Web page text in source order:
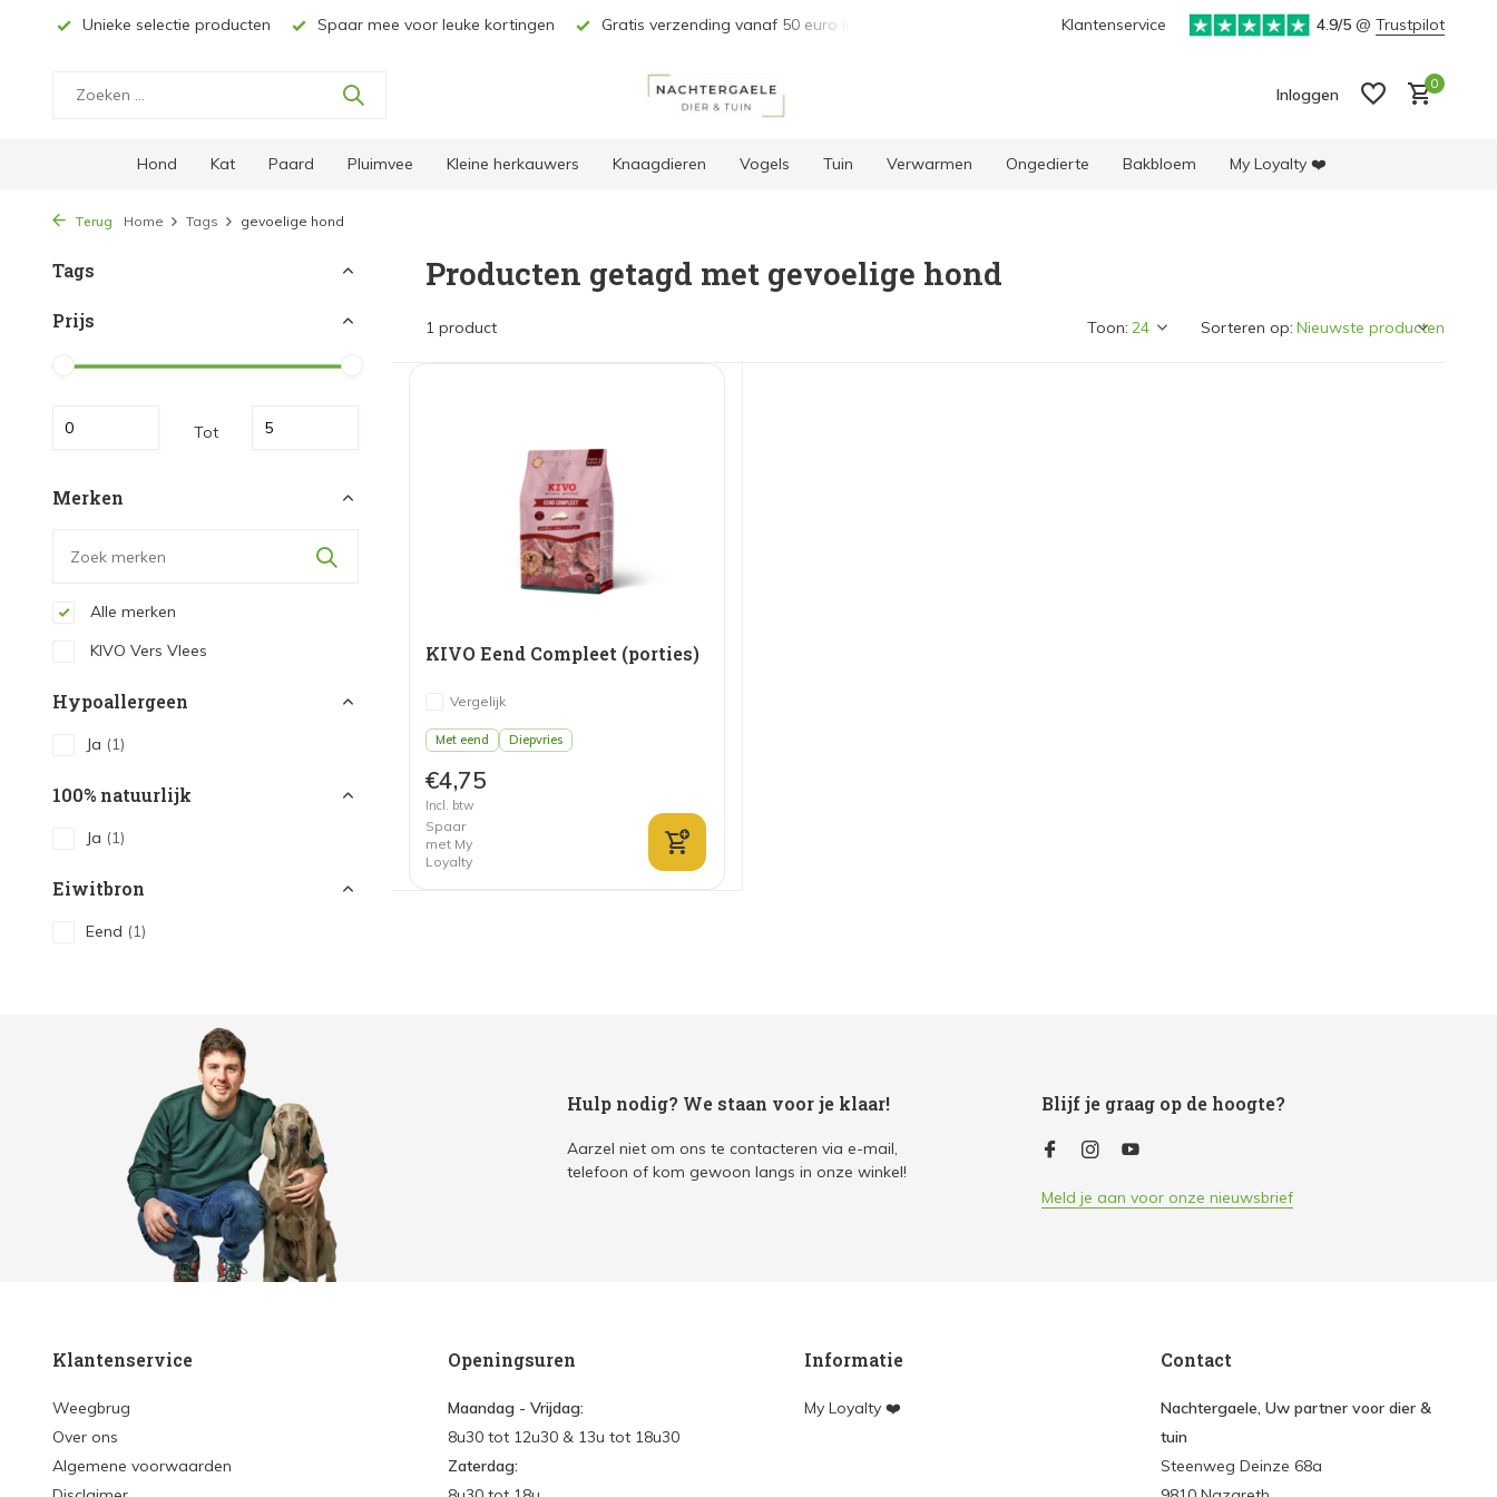
Unieke selectie producten Spaar mee voor leuke kortingen Gratis verzending vanaf 50 euro in BE & NL* Unieke selectie producten
Klantenservice 4.9/5 @ Trustpilot
Inloggen
0
Hond Kat Paard Pluimvee Kleine herkauwers Knaagdieren Vogels Tuin Verwarmen Ongedierte Bakbloem My Loyalty ❤️
Terug Home Tags gevoelige hond
Tags
Prijs
Tot
Merken
Alle merken
KIVO Vers Vlees
Hypoallergeen
Ja (1)
100% natuurlijk
Ja (1)
Eiwitbron
Eend (1)
Producten getagd met gevoelige hond
1 product Toon: Sorteren op:
KIVO Eend Compleet (porties)
Vergelijk
Met eend Diepvries
€4,75
Incl. btw
Spaar
met My
Loyalty
Hulp nodig? We staan voor je klaar!
Aarzel niet om ons te contacteren via e-mail,
telefoon of kom gewoon langs in onze winkel!
Blijf je graag op de hoogte?
Meld je aan voor onze nieuwsbrief
Klantenservice
Weegbrug
Over ons
Algemene voorwaarden
Openingsuren
Maandag - Vrijdag:
8u30 tot 12u30 & 13u tot 18u30
Zaterdag:
Informatie
My Loyalty ❤️
Contact
Nachtergaele, Uw partner voor dier &
tuin
Steenweg Deinze 68a